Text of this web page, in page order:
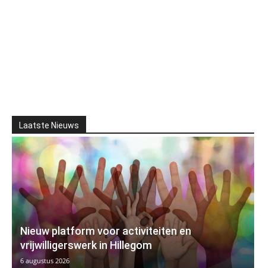
Laatste Nieuws
Nieuw platform voor activiteiten en
vrijwilligerswerk in Hillegom
6 augustus 2026